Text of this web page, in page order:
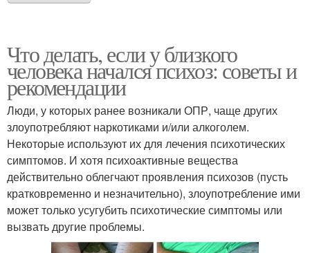
Что делать, если у близкого
человека начался психоз: советы и
рекомендации
Люди, у которых ранее возникали ОПР, чаще других
злоупотребляют наркотиками и/или алкоголем.
Некоторые используют их для лечения психотических
симптомов. И хотя психоактивные вещества
действительно облегчают проявления психозов (пусть
кратковременно и незначительно), злоупотребление ими
может только усугубить психотические симптомы или
вызвать другие проблемы.